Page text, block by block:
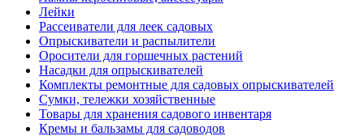
Лейки
Рассеиватели для леек садовых
Опрыскиватели и распылители
Оросители для горшечных растений
Насадки для опрыскивателей
Комплекты ремонтные для садовых опрыскивателей
Сумки, тележки хозяйственные
Товары для хранения садового инвентаря
Кремы и бальзамы для садоводов